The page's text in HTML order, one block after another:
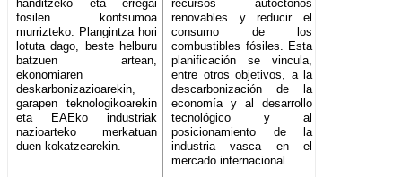
handitzeko eta erregai
fosilen kontsumoa
murrizteko. Plangintza hori
lotuta dago, beste helburu
batzuen artean,
ekonomiaren
deskarbonizazioarekin,
garapen teknologikoarekin
eta EAEko industriak
nazioarteko merkatuan
duen kokatzearekin.
recursos autóctonos
renovables y reducir el
consumo de los
combustibles fósiles. Esta
planificación se vincula,
entre otros objetivos, a la
descarbonización de la
economía y al desarrollo
tecnológico y al
posicionamiento de la
industria vasca en el
mercado internacional.